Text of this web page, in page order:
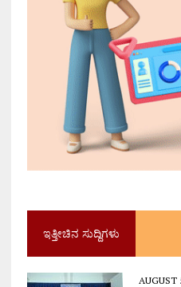
ಇತ್ತೀಚಿನ ಸುದ್ದಿಗಳು
AUGUST